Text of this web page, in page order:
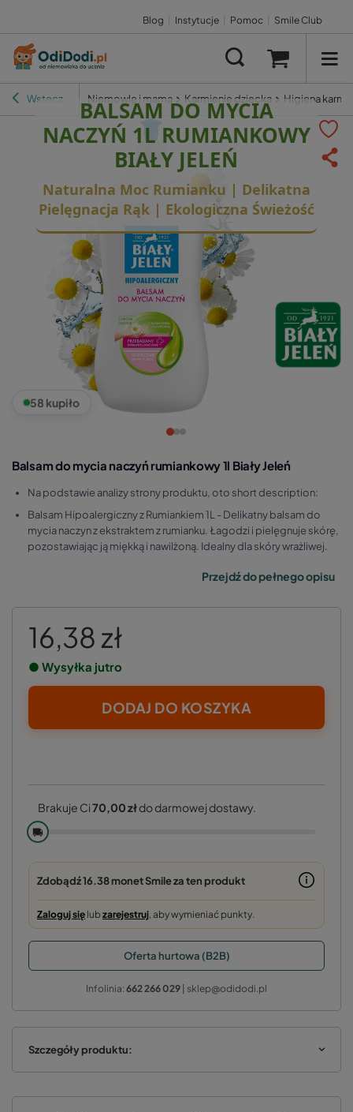
Blog Instytucje Pomoc Smile Club
Wstecz Niemowlę i mama Karmienie dziecka Higiena
58 kupiło
Balsam do mycia naczyń rumiankowy 1l Biały Jeleń
Na podstawie analizy strony produktu, oto short description:
Balsam Hipoalergiczny z Rumiankiem 1L - Delikatny balsam do
mycia naczyn z ekstraktem z rumianku. Łagodzi i pielęgnuje skórę,
pozostawiając ją miękką i nawilżoną. Idealny dla skóry wrażliwej.
Przejdź do pełnego opisu
16,38 zł
● Wysyłka jutro
DODAJ DO KOSZYKA
Brakuje Ci70,00 złdo darmowej dostawy.
🚚
Zdobądź16.38 monetSmile za ten produkt
Zaloguj się lubzarejestruj, aby wymieniać punkty.
Oferta hurtowa (B2B)
Infolinia: 662 266 029 | sklep@odidodi.pl
Szczegóły produktu:
BALSAM DO MYCIA
NACZYŃ 1L RUMIANKOWY
BIAŁY JELEŃ
Naturalna Moc Rumianku | Delikatna
Pielęgnacja Rąk | Ekologiczna Świeżość